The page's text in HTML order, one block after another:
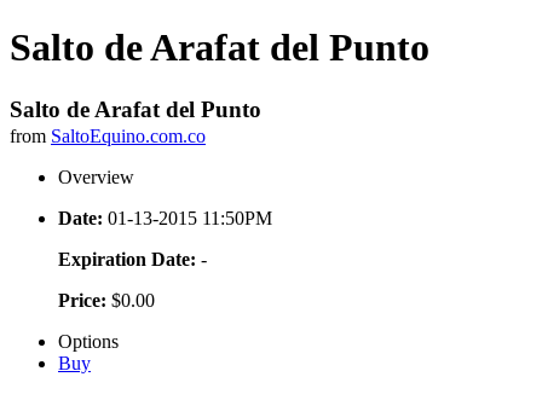
Salto de Arafat del Punto
Salto de Arafat del Punto
from SaltoEquino.com.co
Overview
Date: 01-13-2015 11:50PM
Expiration Date: -
Price: $0.00
Options
Buy